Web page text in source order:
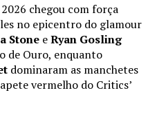
chegou com força
no epicentro do glamour
Stone eRyan Gosling
de Ouro, enquanto
dominaram as manchetes
vermelho do Critics’